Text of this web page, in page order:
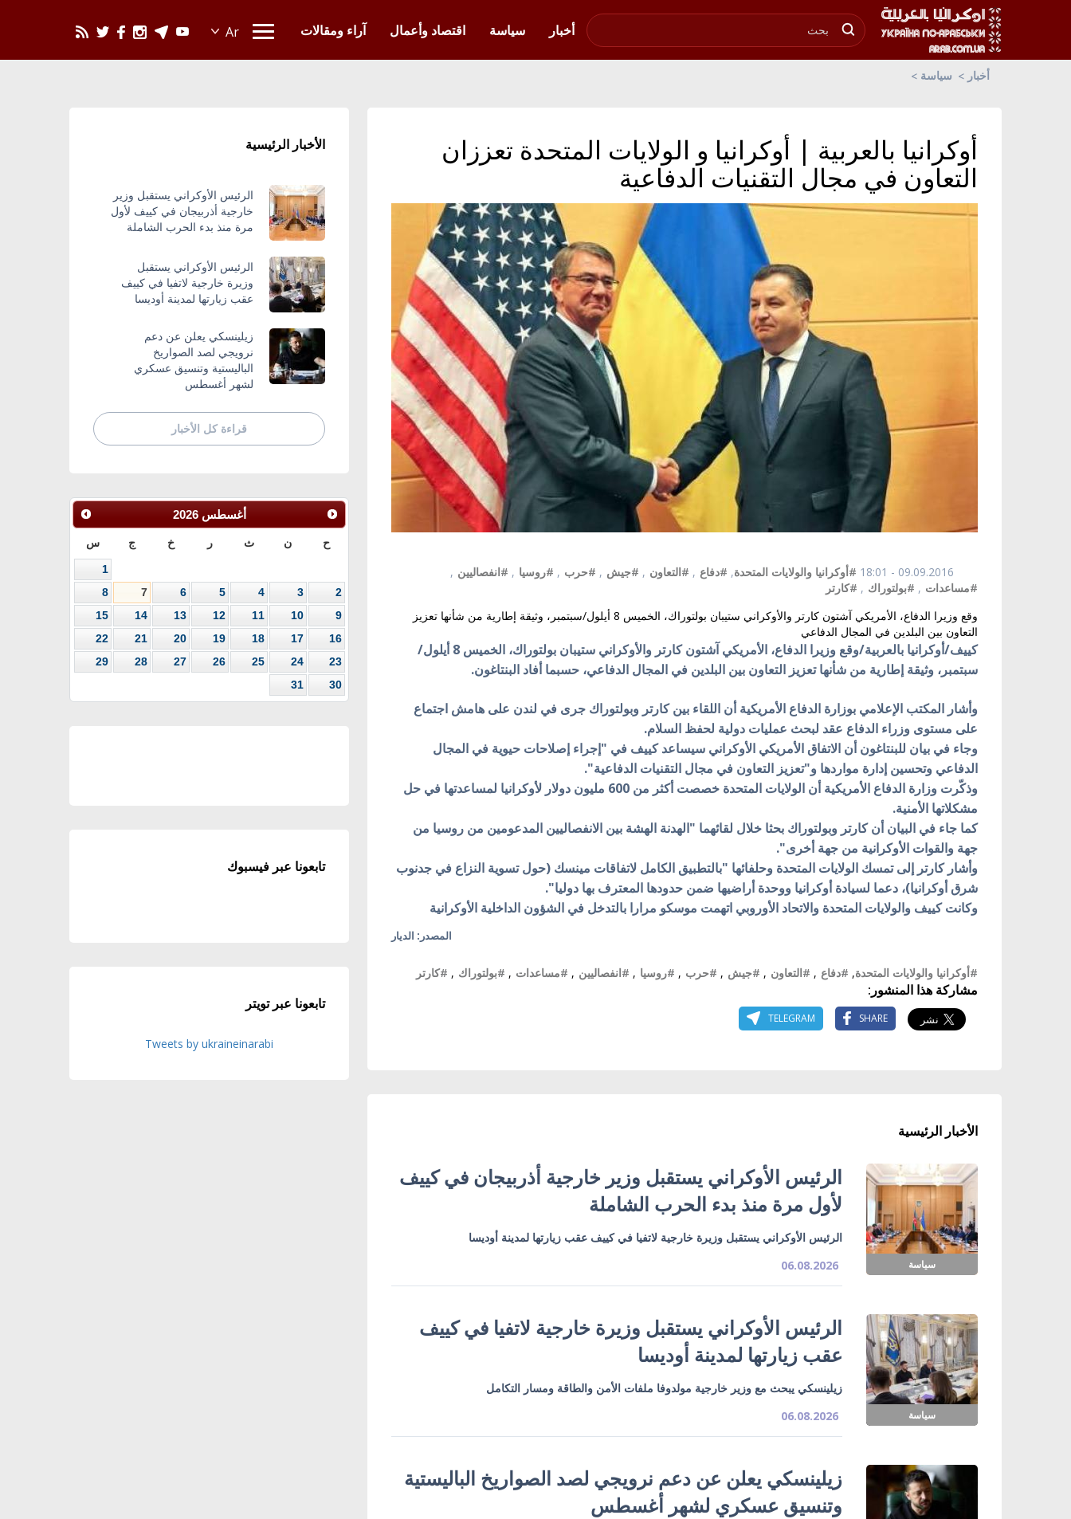
أخبار
سياسة اقتصاد وأعمال آراء ومقالات
أخبار سياسة
أوكرانيا بالعربية | أوكرانيا و الولايات المتحدة تعززان
التعاون في مجال التقنيات الدفاعية
09.09.2016 - 18:01 #أوكرانيا والولايات المتحدة, #دفاع , #التعاون , #جيش , #حرب , #روسيا , #انفصاليين ,
#مساعدات , #بولتوراك , #كارتر
وقع وزيرا الدفاع، الأمريكي آشتون كارتر والأوكراني ستيبان بولتوراك، الخميس 8 أيلول/سبتمبر، وثيقة إطارية من شأنها تعزيز
التعاون بين البلدين في المجال الدفاعي
كييف/أوكرانيا بالعربية/وقع وزيرا الدفاع، الأمريكي آشتون كارتر والأوكراني ستيبان بولتوراك، الخميس 8 أيلول
/
سبتمبر، وثيقة إطارية من شأنها تعزيز التعاون بين البلدين في المجال الدفاعي، حسبما أفاد البنتاغون.
وأشار المكتب الإعلامي بوزارة الدفاع الأمريكية أن اللقاء بين كارتر وبولتوراك جرى في لندن على هامش اجتماع
على مستوى وزراء الدفاع عقد لبحث عمليات دولية لحفظ السلام.
وجاء في بيان للبنتاغون أن الاتفاق الأمريكي الأوكراني سيساعد كييف في "إجراء إصلاحات حيوية في المجال
الدفاعي وتحسين إدارة مواردها و"تعزيز التعاون في مجال التقنيات الدفاعية".
وذكّرت وزارة الدفاع الأمريكية أن الولايات المتحدة خصصت أكثر من 600 مليون دولار لأوكرانيا لمساعدتها في حل
مشكلاتها الأمنية.
كما جاء في البيان أن كارتر وبولتوراك بحثا خلال لقائهما "الهدنة الهشة بين الانفصاليين المدعومين من روسيا من
جهة والقوات الأوكرانية من جهة أخرى".
وأشار كارتر إلى تمسك الولايات المتحدة وحلفائها "بالتطبيق الكامل لاتفاقات مينسك (حول تسوية النزاع في جدنوب
شرق أوكرانيا)، دعما لسيادة أوكرانيا ووحدة أراضيها ضمن حدودها المعترف بها دوليا".
وكانت كييف والولايات المتحدة والاتحاد الأوروبي اتهمت موسكو مرارا بالتدخل في الشؤون الداخلية الأوكرانية
المصدر: الديار
#أوكرانيا والولايات المتحدة, #دفاع , #التعاون , #جيش , #حرب , #روسيا , #انفصاليين , #مساعدات , #بولتوراك , #كارتر
مشاركة هذا المنشور:
SHARE
TELEGRAM
الأخبار الرئيسية
سياسة
الرئيس الأوكراني يستقبل وزير خارجية أذربيجان في كييف
لأول مرة منذ بدء الحرب الشاملة
الرئيس الأوكراني يستقبل وزيرة خارجية لاتفيا في كييف عقب زيارتها لمدينة أوديسا
06.08.2026
سياسة
الرئيس الأوكراني يستقبل وزيرة خارجية لاتفيا في كييف
عقب زيارتها لمدينة أوديسا
زيلينسكي يبحث مع وزير خارجية مولدوفا ملفات الأمن والطاقة ومسار التكامل
06.08.2026
زيلينسكي يعلن عن دعم نرويجي لصد الصواريخ الباليستية
وتنسيق عسكري لشهر أغسطس
الأخبار الرئيسية
الرئيس الأوكراني يستقبل وزير
خارجية أذربيجان في كييف لأول
مرة منذ بدء الحرب الشاملة
الرئيس الأوكراني يستقبل
وزيرة خارجية لاتفيا في كييف
عقب زيارتها لمدينة أوديسا
زيلينسكي يعلن عن دعم
نرويجي لصد الصواريخ
الباليستية وتنسيق عسكري
لشهر أغسطس
قراءة كل الأخبار
أغسطس 2026
ح ن ث ر خ ج س
1
2
3
4
5
6
7
8
9
10
11
12
13
14
15
16
17
18
19
20
21
22
23
24
25
26
27
28
29
30
31
تابعونا عبر فيسبوك
تابعونا عبر تويتر
Tweets by ukraineinarabi